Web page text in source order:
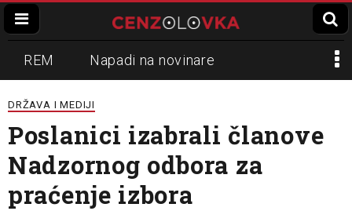
REM Napadi na novinare
Zvučni top
Propaganda Lokalni mediji
Informer Slavko Ćuruvija
DRŽAVA I MEDIJI
Poslanici izabrali članove
Nadzornog odbora za
praćenje izbora